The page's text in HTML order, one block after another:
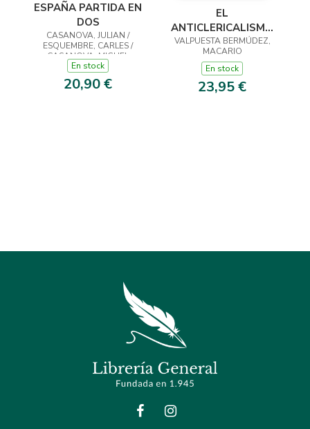
ESPAÑA PARTIDA EN
DOS
CASANOVA, JULIAN /
ESQUEMBRE, CARLES /
CASANOVA, MIGUEL
En stock
20,90 €
EL
ANTICLERICALISMO
EN ESPAÑA
VALPUESTA BERMÚDEZ,
MACARIO
En stock
23,95 €